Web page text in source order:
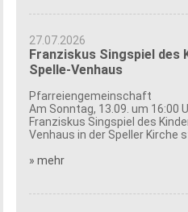
27.07.2026
Franziskus Singspiel des
Spelle-Venhaus
Pfarreiengemeinschaft
Am Sonntag, 13.09. um 16:00
Franziskus Singspiel des
Venhaus in der Speller Kirche
» mehr